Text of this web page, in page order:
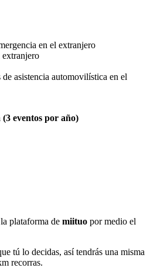
en el extranjero
extranjero
de asistencia automovilística en el
eventos por año)
plataforma de miituo por medio el
tú lo decidas, así tendrás una misma
recorras.